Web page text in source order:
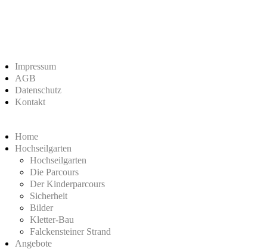
Impressum
AGB
Datenschutz
Kontakt
Home
Hochseilgarten
Hochseilgarten
Die Parcours
Der Kinderparcours
Sicherheit
Bilder
Kletter-Bau
Falckensteiner Strand
Angebote